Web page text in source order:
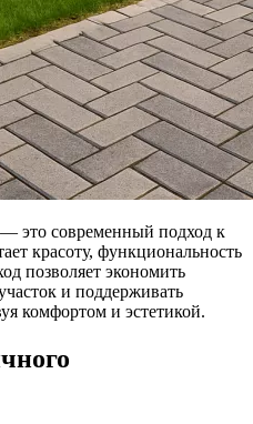
— это современный подход к
красоту, функциональность
позволяет экономить
и поддерживать
комфортом и эстетикой.